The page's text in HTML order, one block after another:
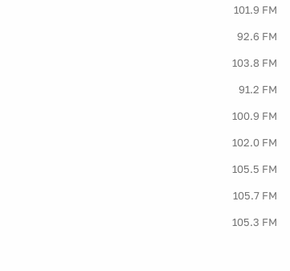
101.9 FM
92.6 FM
103.8 FM
91.2 FM
100.9 FM
102.0 FM
105.5 FM
105.7 FM
105.3 FM